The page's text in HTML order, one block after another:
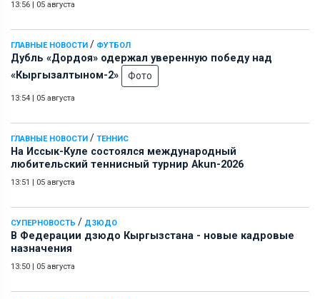
13:56 | 05 августа
ГЛАВНЫЕ НОВОСТИ / ФУТБОЛ
Дубль «Дордоя» одержал уверенную победу над
«Кыргызалтыном-2»
Фото
13:54 | 05 августа
ГЛАВНЫЕ НОВОСТИ / ТЕННИС
На Иссык-Куле состоялся международный
любительский теннисный турнир Akun-2026
13:51 | 05 августа
СУПЕРНОВОСТЬ / ДЗЮДО
В Федерации дзюдо Кыргызстана - новые кадровые
назначения
13:50 | 05 августа